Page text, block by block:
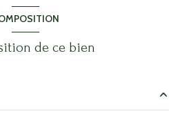
pulsé (climatisation)
de ce bien